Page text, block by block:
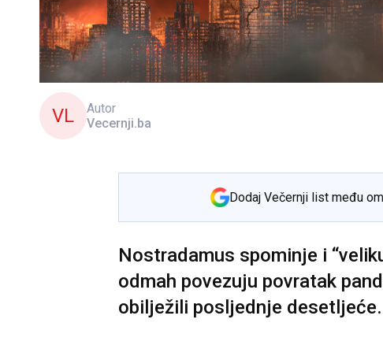
VL
Autor
Vecernji.ba
Dodaj Večernji list među
Nostradamus spominje i
odmah povezuju povratak
obilježili posljednje desetljeće.